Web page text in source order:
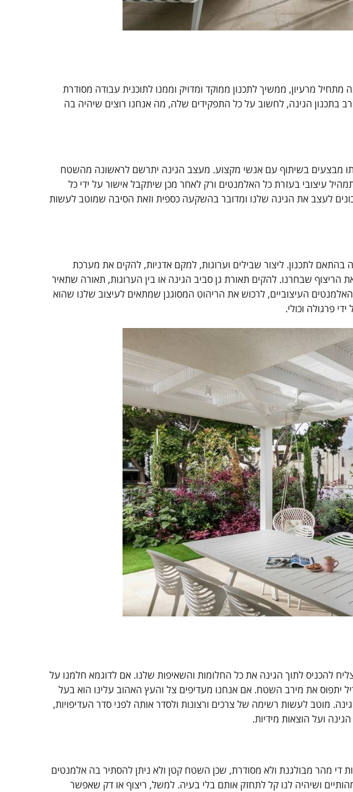
מרעיון, ממשיך לתכנון ממוקד ומדויק וממנו לתוכנית עבודה מסודרת
בתכנון הגינה, לחשוב על כל התפקידים שלה, מה אנחנו רוצים שיהיה בה
מבצעים בשיתוף עם אנשי מקצוע. מעצב הגינה יתרשם לראשונה מהשטח
עיצובי בעזרת כל האלמנטים ורק לאחר מכן שיתקבל אישור על ידי כל
לעצב את הגינה שלנו ומדובר בהשקעה כספית וזאת הסיבה שמוטב לעשות
לתכנון. ליצור שבילים וערוגות, למקם אדניות, להקים את מערכת
הריצוף שבחרנו. להקים תאורת גן סביב הגינה או בין הערוגות, תאורה שתאיר
העיצוביים, לרכוש את הריהוט המסוגנן שמתאים לעיצוב שלנו שהוא
פרגולה וכולי.
להכניס לתוך הגינה את כל החלומות והשאיפות שלנו. אם לדוגמא חלמנו על
יתפוס את מירב השטח. אם אנחנו מעדיפים צל והעץ האהוב עלינו הוא בעל
מוטב לעשות רשימה של צרכים ורצונות ולסדר אותה לפני סדר העדיפויות,
ועל הוצאות מידיות.
די מהר מבולגנת ולא מסודרת, שכן השטח קטן ולא ניתן להסתיר בה אלמנטים
ושיהיה לנו קל לתחזק אותם בלי בעיה. למשל, ריצוף או דק שאפשר